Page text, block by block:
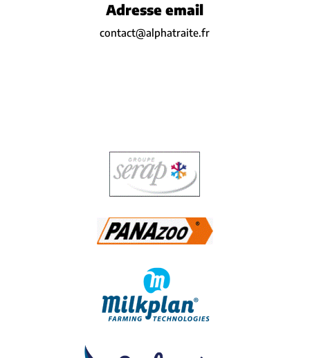
Adresse email
contact@alphatraite.fr